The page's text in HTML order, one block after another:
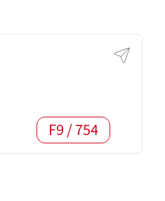
F9 / 754